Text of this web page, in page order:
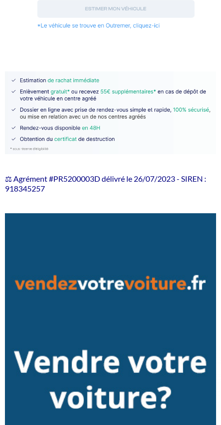
⚖️ Agrément #PR5200003D délivré le 26/07/2023 - SIREN :
918345257